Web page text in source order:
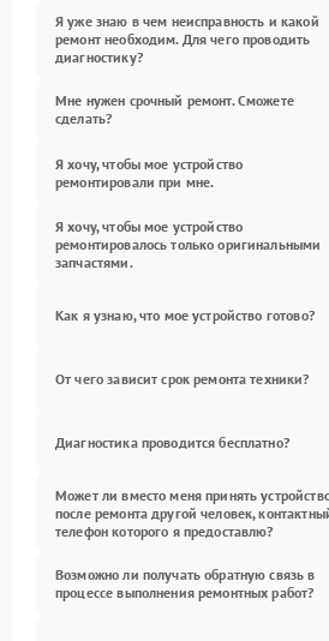
Я уже знаю в чем неисправность и какой
ремонт необходим. Для чего проводить
диагностику?
Мне нужен срочный ремонт. Сможете
сделать?
Я хочу, чтобы мое устройство
ремонтировали при мне.
Я хочу, чтобы мое устройство
ремонтировалось только оригинальными
запчастями.
Как я узнаю, что мое устройство готово?
От чего зависит срок ремонта техники?
Диагностика проводится бесплатно?
Может ли вместо меня принять
после ремонта другой человек,
телефон которого я предоставлю?
Возможно ли получать обратную связь в
процессе выполнения ремонтных работ?